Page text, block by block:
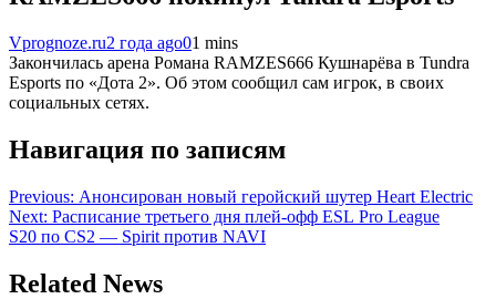
Vprognoze.ru2 года ago01 mins
Закончилась арена Романа RAMZES666 Кушнарёва в Tundra
Esports по «Дота 2». Об этом сообщил сам игрок, в своих
социальных сетях.
Навигация по записям
Previous: Анонсирован новый геройский шутер Heart Electric
Next: Расписание третьего дня плей-офф ESL Pro League
S20 по CS2 — Spirit против NAVI
Related News